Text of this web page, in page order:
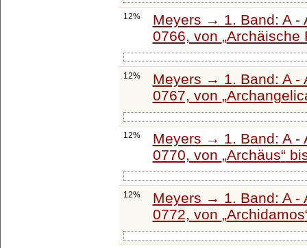
12%
Meyers → 1. Band: A -
0766, von Archäische
12%
Meyers → 1. Band: A -
0767, von
12%
Meyers → 1. Band: A -
0770, von Archäus
12%
Meyers → 1. Band: A -
0772, von Archidamos